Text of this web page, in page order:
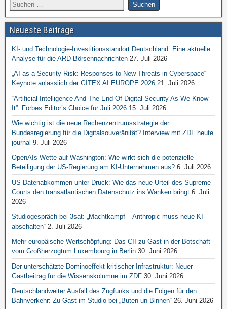
Neueste Beiträge
KI- und Technologie-Investitionsstandort Deutschland: Eine aktuelle
Analyse für die ARD-Börsennachrichten 27. Juli 2026
„AI as a Security Risk: Responses to New Threats in Cyberspace“ –
Keynote anlässlich der GITEX AI EUROPE 2026 21. Juli 2026
“Artificial Intelligence And The End Of Digital Security As We Know
It”: Forbes Editor’s Choice für Juli 2026 15. Juli 2026
Wie wichtig ist die neue Rechenzentrumsstrategie der
Bundesregierung für die Digitalsouveränität? Interview mit ZDF heute
journal 9. Juli 2026
OpenAIs Wette auf Washington: Wie wirkt sich die potenzielle
Beteiligung der US-Regierung am KI-Unternehmen aus? 6. Juli 2026
US-Datenabkommen unter Druck: Wie das neue Urteil des Supreme
Courts den transatlantischen Datenschutz ins Wanken bringt 6. Juli
2026
Studiogespräch bei 3sat: „Machtkampf – Anthropic muss neue KI
abschalten“ 2. Juli 2026
Mehr europäische Wertschöpfung: Das CII zu Gast in der Botschaft
vom Großherzogtum Luxembourg in Berlin 30. Juni 2026
Der unterschätzte Dominoeffekt kritischer Infrastruktur: Neuer
Gastbeitrag für die Wissenskolumne im ZDF 30. Juni 2026
Deutschlandweiter Ausfall des Zugfunks und die Folgen für den
Bahnverkehr: Zu Gast im Studio bei „Buten un Binnen“ 26. Juni 2026